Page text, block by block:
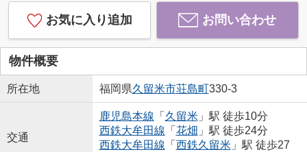
お気に入り追加 お問い合わせ
物件概要
所在地 福岡県久留米市荘島町330-3
交通
鹿児島本線 「 久留米」駅 徒歩10分
西鉄大牟田線 「 花畑 」駅 徒歩24分
西鉄大牟田線 「 西鉄久留米」駅 徒歩27